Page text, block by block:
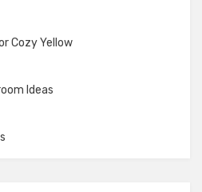
Cozy Yellow
Ideas